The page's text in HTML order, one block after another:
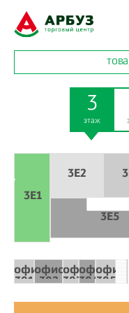
3
этаж
3Е5
3Е1
3E2
офис
303
офис
301
офис
302
офис
304
офис
305